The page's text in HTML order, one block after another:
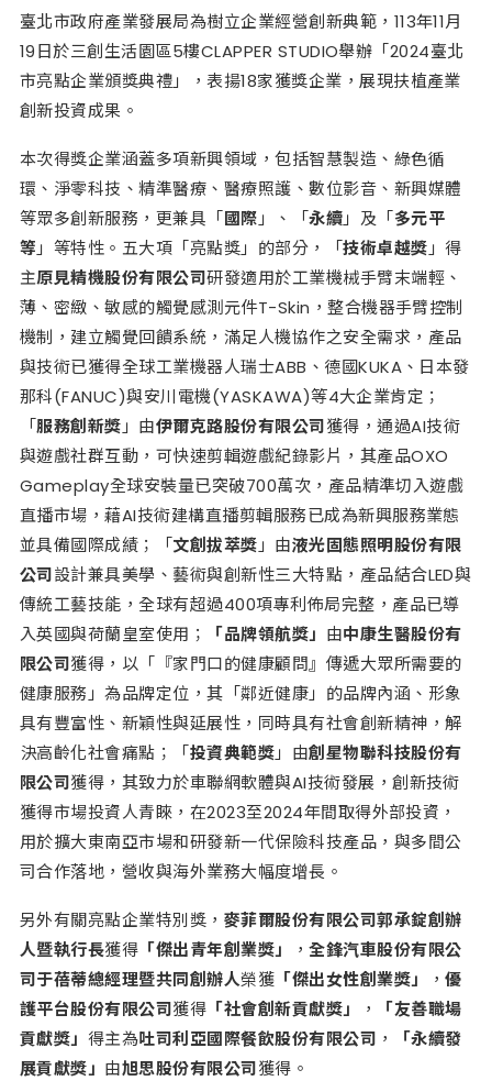
臺北市政府產業發展局為樹立企業經營創新典範，113年11月
19日於三創生活園區5樓CLAPPER STUDIO舉辦「2024臺北
市亮點企業頒獎典禮」，表揚18家獲獎企業，展現扶植產業
創新投資成果。
本次得獎企業涵蓋多項新興領域，包括智慧製造、綠色循
環、淨零科技、精準醫療、醫療照護、數位影音、新興媒體
等眾多創新服務，更兼具「國際 」、「永續」及「多元平
等 」等特性。五大項「亮點獎」的部分，「技術卓越獎 」得
主原見精機股份有限公司研發適用於工業機械手臂末端輕、
薄、密緻、敏感的觸覺感測元件T-Skin，整合機器手臂控制
機制，建立觸覺回饋系統，滿足人機協作之安全需求，產品
與技術已獲得全球工業機器人瑞士ABB、德國KUKA、日本發
那科(FANUC)與安川電機(YASKAWA)等4大企業肯定；
「服務創新獎 」由伊爾克路股份有限公司獲得，通過AI技術
與遊戲社群互動，可快速剪輯遊戲紀錄影片，其產品OXO
Gameplay全球安裝量已突破700萬次，產品精準切入遊戲
直播市場，藉AI技術建構直播剪輯服務已成為新興服務業態
並具備國際成績；「文創拔萃獎 」由液光固態照明股份有限
公司設計兼具美學、藝術與創新性三大特點，產品結合LED與
傳統工藝技能，全球有超過400項專利佈局完整，產品已導
入英國與荷蘭皇室使用；
「品牌領航獎」 由中康生醫股份有
限公司獲得，以「『家門口的健康顧問』傳遞大眾所需要的
健康服務」為品牌定位，其「鄰近健康」的品牌內涵、形象
具有豐富性、新穎性與延展性，同時具有社會創新精神，解
決高齡化社會痛點；「投資典範獎」由創星物聯科技股份有
限公司獲得，其致力於車聯網軟體與AI技術發展，創新技術
獲得市場投資人青睞，在2023至2024年間取得外部投資，
用於擴大東南亞市場和研發新一代保險科技產品，與多間公
司合作落地，營收與海外業務大幅度增長。
另外有關亮點企業特別獎， 麥菲爾股份有限公司郭承錠創辦
人暨執行長獲得 「傑出青年創業獎」 ，全鋒汽車股份有限公
司于蓓蒂總經理暨共同創辦人榮獲 「傑出女性創業獎」 ，優
護平台股份有限公司獲得 「社會創新貢獻獎」 ，
「友善職場
貢獻獎」 得主為吐司利亞國際餐飲股份有限公司 ，
「永續發
展貢獻獎」 由旭思股份有限公司獲得。